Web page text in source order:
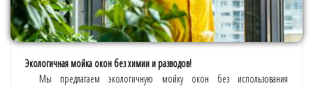
Экологичная мойка окон без химии и разводов!
Мы предлагаем экологичную мойку окон без использования